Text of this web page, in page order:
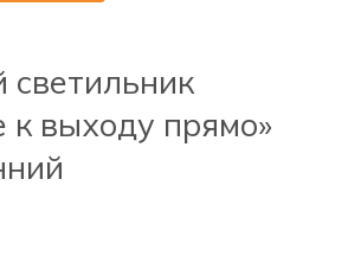
выходу прямо»